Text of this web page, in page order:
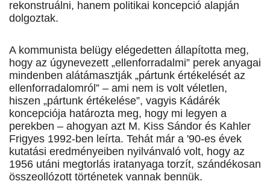
rekonstruálni, hanem politikai koncepció alapján
dolgoztak.
A kommunista belügy elégedetten állapította meg,
hogy az úgynevezett „ellenforradalmi” perek anyagai
mindenben alátámasztják „pártunk értékelését az
ellenforradalomról” – ami nem is volt véletlen,
hiszen „pártunk értékelése”, vagyis Kádárék
koncepciója határozta meg, hogy mi legyen a
perekben – ahogyan azt M. Kiss Sándor és Kahler
Frigyes 1992-ben leírta. Tehát már a '90-es évek
kutatási eredményeiben nyilvánvaló volt, hogy az
1956 utáni megtorlás iratanyaga torzít, szándékosan
összeollózott történetek vannak bennük.